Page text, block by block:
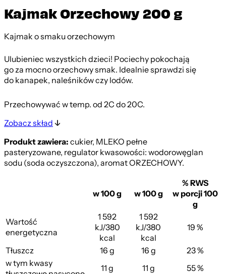
Kajmak Orzechowy 200 g
Kajmak o smaku orzechowym
Ulubieniec wszystkich dzieci! Pociechy pokochają
go za mocno orzechowy smak. Idealnie sprawdzi się
do kanapek, naleśników czy lodów.
Przechowywać w temp. od 2C do 20C.
Zobacz skład
Produkt zawiera:cukier, MLEKO pełne
pasteryzowane, regulator kwasowości: wodorowęglan
sodu (soda oczyszczona), aromat ORZECHOWY.
w 100 g w 100 g
% RWS
w porcji 100
g
Wartość
energetyczna
1 592
kJ/380
kcal
1 592
kJ/380
kcal
19 %
Tłuszcz 16 g 16 g
23 %
w tym kwasy
11 g 11 g
55 %